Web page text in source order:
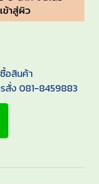
อสินค้า
สั่ง 081-8459883